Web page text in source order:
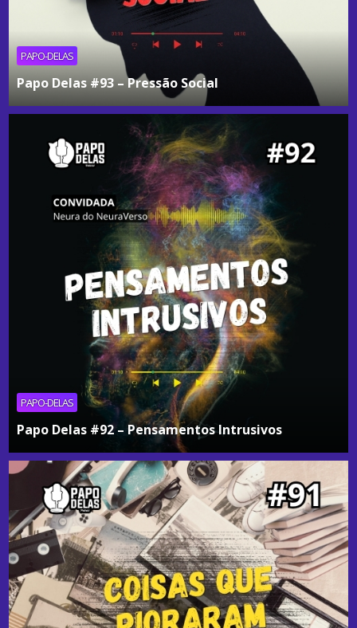
PAPO-DELAS
Papo Delas #93 – Pressão Social
PAPO-DELAS
Papo Delas #92 – Pensamentos Intrusivos